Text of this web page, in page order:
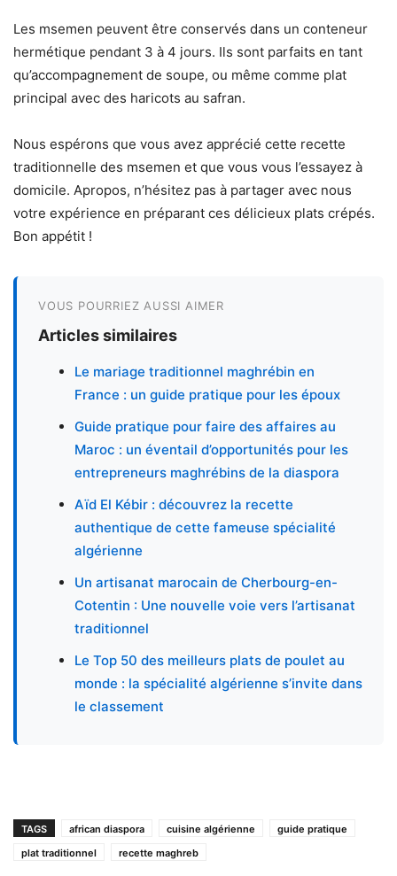
Les msemen peuvent être conservés dans un conteneur
hermétique pendant 3 à 4 jours. Ils sont parfaits en tant
qu’accompagnement de soupe, ou même comme plat
principal avec des haricots au safran.
Nous espérons que vous avez apprécié cette recette
traditionnelle des msemen et que vous vous l’essayez à
domicile. Apropos, n’hésitez pas à partager avec nous
votre expérience en préparant ces délicieux plats crépés.
Bon appétit !
VOUS POURRIEZ AUSSI AIMER
Articles similaires
Le mariage traditionnel maghrébin en
France : un guide pratique pour les époux
Guide pratique pour faire des affaires au
Maroc : un éventail d’opportunités pour les
entrepreneurs maghrébins de la diaspora
Aïd El Kébir : découvrez la recette
authentique de cette fameuse spécialité
algérienne
Un artisanat marocain de Cherbourg-en-
Cotentin : Une nouvelle voie vers l’artisanat
traditionnel
Le Top 50 des meilleurs plats de poulet au
monde : la spécialité algérienne s’invite dans
le classement
TAGS african diaspora cuisine algérienne
guide pratique
plat traditionnel
recette maghreb